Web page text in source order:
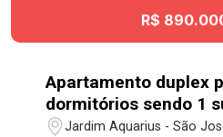
R$
Apartamento duplex
dormitórios sendo 1 suíte -
Jardim Aquarius
Jardim Aquarius - São